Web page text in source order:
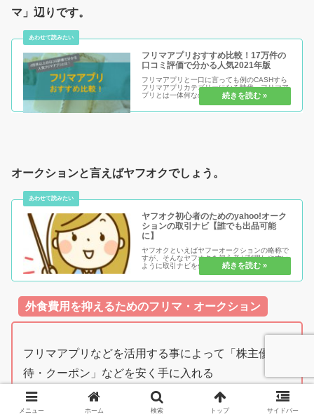
マ」辺りです。
フリマアプリおすすめ比較！17万件の
口コミ評価で分かる人気2021年版
フリマアプリと一口に言っても例のCASHすら
フリマアプリカテゴリーになる時代、フリマア
プリとは一体何なのか。あなたにとって1番得
するフリマアプリとはどれなのか。多すぎるぐ
らいある中から選ぶのであればこれ！というも
オークションと言えばヤフオクでしょう。
ヤフオク初心者のためのyahoo!オーク
ションの取引ナビ【誰でも出品可能
に】
ヤフオクといえばヤフーオークションの略称で
すが、そんなヤフオクを初心者が利用しやすい
ように取引ナビを作りました。メインは初心者
が落札をするための情報になります。ヤフオク
を初めて利用する時、 不安がつきまとうと思い
外食費用を抑えるためのフリマ・オークション
フリマアプリなどを活用する事によって「株主優
待・クーポン」などを安く手に入れる
メニュー ホーム 検索 トップ サイドバー